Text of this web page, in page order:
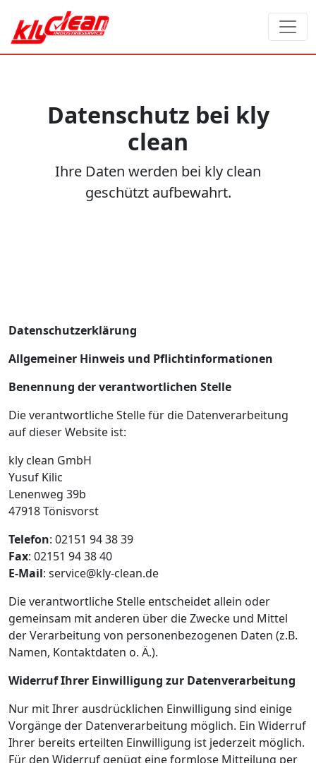
Datenschutz bei kly
clean
Ihre Daten werden bei kly clean
geschützt aufbewahrt.
Datenschutzerklärung
Allgemeiner Hinweis und Pflichtinformationen
Benennung der verantwortlichen Stelle
Die verantwortliche Stelle für die Datenverarbeitung
auf dieser Website ist:
kly clean GmbH
Yusuf Kilic
Lenenweg 39b
47918Tönisvorst
Telefon: 02151 94 38 39
Fax: 02151 94 38 40
E-Mail: service@kly-clean.de
Die verantwortliche Stelle entscheidet allein oder
gemeinsam mit anderen über die Zwecke und Mittel
der Verarbeitung von personenbezogenen Daten (z.B.
Namen, Kontaktdaten o. Ä.).
Widerruf Ihrer Einwilligung zur Datenverarbeitung
Nur mit Ihrer ausdrücklichen Einwilligung sind einige
Vorgänge der Datenverarbeitung möglich. Ein Widerruf
Ihrer bereits erteilten Einwilligung ist jederzeit möglich.
Für den Widerruf genügt eine formlose Mitteilung per